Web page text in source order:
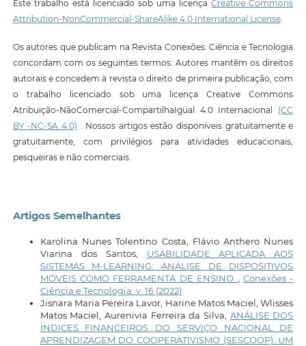
Este trabalho está licenciado sob uma licençaCreative Commons
Attribution-NonCommercial-ShareAlike 4.0 International License.
Os autores que publicam na Revista Conexões: Ciência e Tecnologia
concordam com os seguintes termos: Autores mantêm os direitos
autorais e concedem à revista o direito de primeira publicação, com
o trabalho licenciado sob uma licença Creative Commons
Atribuição-NãoComercial-CompartilhaIgual 4.0 Internacional (CC
BY -NC-SA 4.0) . Nossos artigos estão disponíveis gratuitamente e
gratuitamente, com privilégios para atividades educacionais,
pesqueiras e não comerciais.
Artigos Semelhantes
Karolina Nunes Tolentino Costa, Flávio Anthero Nunes
Vianna dos Santos, USABILIDADE APLICADA AOS
SISTEMAS M-LEARNING: ANÁLISE DE DISPOSITIVOS
MÓVEIS COMO FERRAMENTA DE ENSINO
,Conexões -
Ciência e Tecnologia: v. 16 (2022)
Jisnara Maria Pereira Lavor, Harine Matos Maciel, Wlisses
Matos Maciel, Aurenivia Ferreira da Silva, ANÁLISE DOS
ÍNDICES FINANCEIROS DO SERVIÇO NACIONAL DE
APRENDIZAGEM DO COOPERATIVISMO (SESCOOP): UM